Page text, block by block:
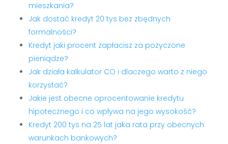
mieszkania?
Jak dostać kredyt 20 tys bez zbędnych
formalności?
Kredyt jaki procent zapłacisz za pożyczone
pieniądze?
Jak działa kalkulator CO i dlaczego warto z niego
korzystać?
Jakie jest obecne oprocentowanie kredytu
hipotecznego i co wpływa na jego wysokość?
Kredyt 200 tys na 25 lat jaka rata przy obecnych
warunkach bankowych?